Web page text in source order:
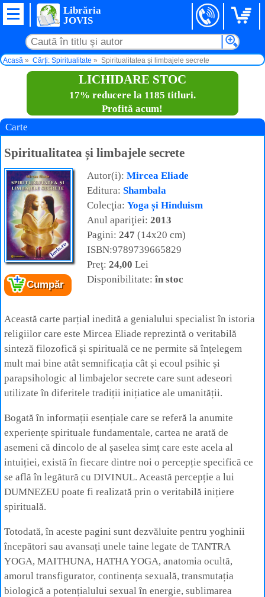
Librăria
JOVIS
Acasă Cărți: Spiritualitate Spiritualitatea și limbajele secrete
LICHIDARE STOC
17% reducere la 1185 titluri.
Profită acum!
Carte
Spiritualitatea și limbajele secrete
Spiritualitatea și limbajele secrete
Autor:
Mircea Eliade
Editura:
Cumpăr
Autor(i): Mircea Eliade
Editura: Shambala
Colecţia: Yoga și Hinduism
Anul apariţiei: 2013
Pagini: 247 (14x20 cm)
ISBN:9789739665829
Preţ: 24,00 Lei
Disponibilitate:în stoc
Această carte parțial inedită a genialului specialist în istoria
religiilor care este Mircea Eliade reprezintă o veritabilă
sinteză filozofică și spirituală ce ne permite să înțelegem
mult mai bine atât semnificația cât și ecoul psihic și
parapsihologic al limbajelor secrete care sunt adeseori
utilizate în diferitele tradiții inițiatice ale umanității.
Bogată în informații esențiale care se referă la anumite
experiențe spirituale fundamentale, cartea ne arată de
asemeni că dincolo de al șaselea simț care este acela al
intuiției, există în fiecare dintre noi o percepție specifică ce
se află în legătură cu DIVINUL. Această percepție a lui
DUMNEZEU poate fi realizată prin o veritabilă inițiere
spirituală.
Totodată, în aceste pagini sunt dezvăluite pentru yoghinii
începători sau avansați unele taine legate de TANTRA
YOGA, MAITHUNA, HATHA YOGA, anatomia ocultă,
amorul transfigurator, continența sexuală, transmutația
biologică a potențialului sexual în energie, sublimarea